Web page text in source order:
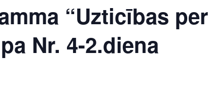
“Uzticības
Nr. 4-2.diena